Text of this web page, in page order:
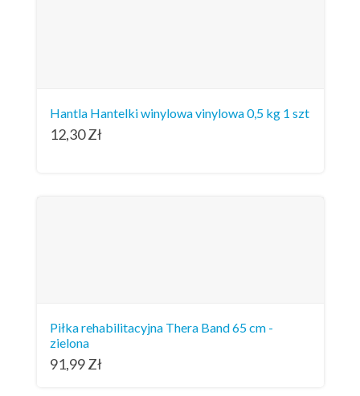
Hantla Hantelki winylowa vinylowa 0,5 kg 1 szt
12,30Zł
Piłka rehabilitacyjna Thera Band 65 cm -
zielona
91,99Zł